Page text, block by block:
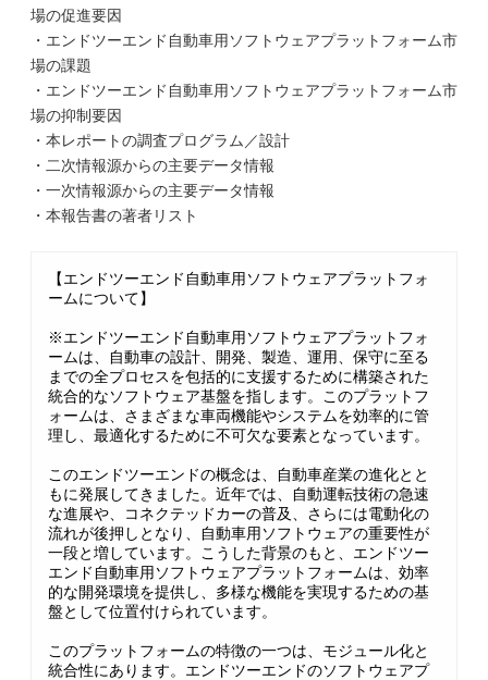
場の促進要因
・エンドツーエンド自動車用ソフトウェアプラットフォーム市
場の課題
・エンドツーエンド自動車用ソフトウェアプラットフォーム市
場の抑制要因
・本レポートの調査プログラム／設計
・二次情報源からの主要データ情報
・一次情報源からの主要データ情報
・本報告書の著者リスト
【エンドツーエンド自動車用ソフトウェアプラットフォ
ームについて】
※エンドツーエンド自動車用ソフトウェアプラットフォ
ームは、自動車の設計、開発、製造、運用、保守に至る
までの全プロセスを包括的に支援するために構築された
統合的なソフトウェア基盤を指します。このプラットフ
ォームは、さまざまな車両機能やシステムを効率的に管
理し、最適化するために不可欠な要素となっています。
このエンドツーエンドの概念は、自動車産業の進化とと
もに発展してきました。近年では、自動運転技術の急速
な進展や、コネクテッドカーの普及、さらには電動化の
流れが後押しとなり、自動車用ソフトウェアの重要性が
一段と増しています。こうした背景のもと、エンドツー
エンド自動車用ソフトウェアプラットフォームは、効率
的な開発環境を提供し、多様な機能を実現するための基
盤として位置付けられています。
このプラットフォームの特徴の一つは、モジュール化と
統合性にあります。エンドツーエンドのソフトウェアプ